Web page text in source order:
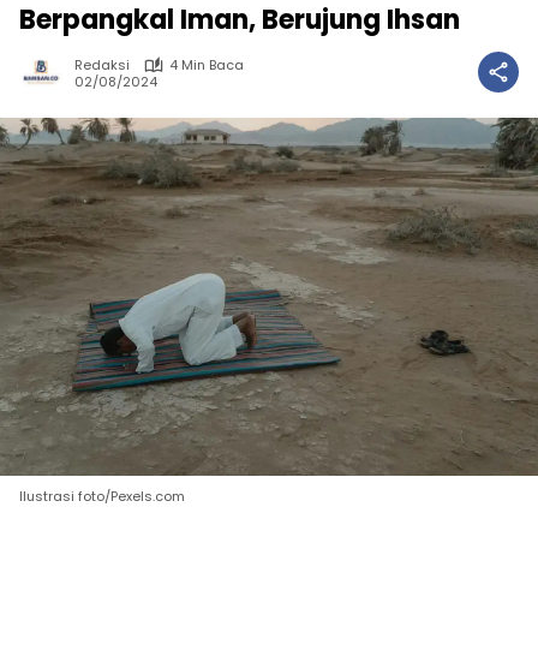
Berpangkal Iman, Berujung Ihsan
Redaksi
4 Min Baca
02/08/2024
Ilustrasi foto/Pexels.com